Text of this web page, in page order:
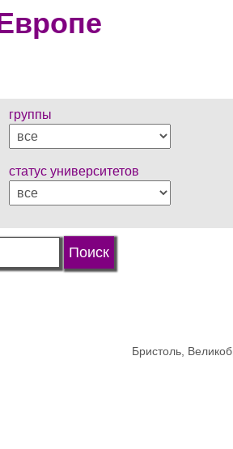
группы
статус университетов
Бристоль,